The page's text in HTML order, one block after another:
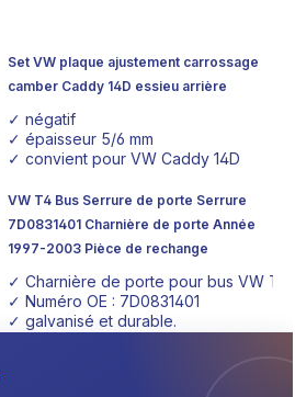
Set VW plaque ajustement carrossage
camber Caddy 14D essieu arrière
✓ négatif
✓ épaisseur 5/6 mm
✓ convient pour VW Caddy 14D
VW T4 Bus Serrure de porte Serrure
7D0831401 Charnière de porte Année
1997-2003 Pièce de rechange
✓ Charnière de porte pour bus VW T4
✓ Numéro OE : 7D0831401
✓ galvanisé et durable.